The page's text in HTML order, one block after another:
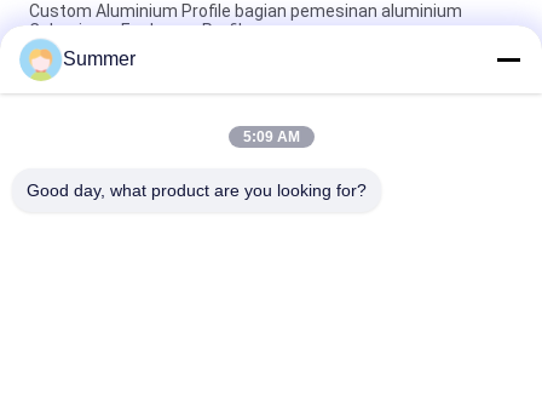
Custom Aluminium Profile bagian pemesinan aluminium
Caluminum Enclosure Profile
Aluminium Alloy Audio Case Electronic Laser Anodizing Audio
Case
Produksi Profesional OEM Alloy Profile Extrusion Custom
Summer
5:09 AM
Good day, what product are you looking for?